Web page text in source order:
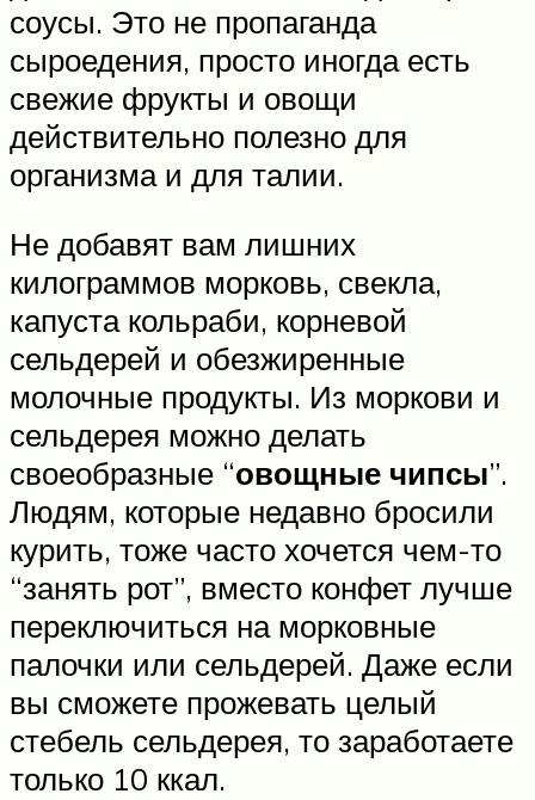
соусы. Это не пропаганда
сыроедения, просто иногда есть
свежие фрукты и овощи
действительно полезно для
организма и для талии.
Не добавят вам лишних
килограммов морковь, свекла,
капуста кольраби, корневой
сельдерей и обезжиренные
молочные продукты. Из моркови и
сельдерея можно делать
своеобразные “овощные чипсы”.
Людям, которые недавно бросили
курить, тоже часто хочется чем-то
“занять рот”, вместо конфет лучше
переключиться на морковные
палочки или сельдерей. Даже если
вы сможете прожевать целый
стебель сельдерея, то заработаете
только 10 ккал.